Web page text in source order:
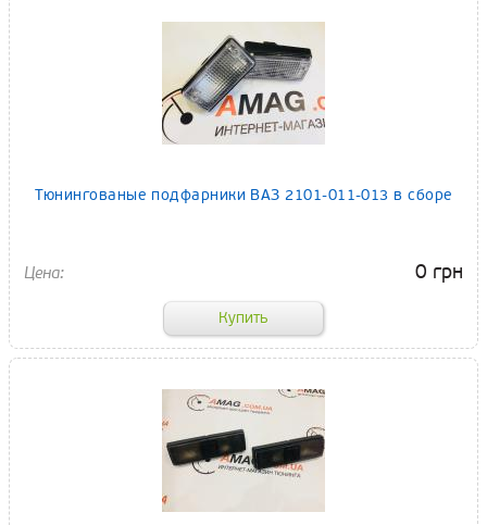
Тюнингованые подфарники ВАЗ 2101-011-013 в сборе
0 грн